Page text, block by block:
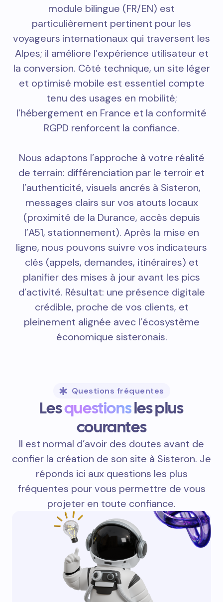
module bilingue (FR/EN) est
particulièrement pertinent pour les
voyageurs internationaux qui traversent les
Alpes; il améliore l’expérience utilisateur et
la conversion. Côté technique, un site léger
et optimisé mobile est essentiel compte
tenu des usages en mobilité;
l’hébergement en France et la conformité
RGPD renforcent la confiance.
Nous adaptons l’approche à votre réalité
de terrain: différenciation par le terroir et
l’authenticité, visuels ancrés à Sisteron,
messages clairs sur vos atouts locaux
(proximité de la Durance, accès depuis
l’A51, stationnement). Après la mise en
ligne, nous pouvons suivre vos indicateurs
clés (appels, demandes, itinéraires) et
planifier des mises à jour avant les pics
d’activité. Résultat: une présence digitale
crédible, proche de vos clients, et
pleinement alignée avec l’écosystème
économique sisteronais.
Questions fréquentes
Lesquestionsles plus
courantes
Il est normal d’avoir des doutes avant de
confier la création de son site à Sisteron. Je
réponds ici aux questions les plus
fréquentes pour vous permettre de vous
projeter en toute confiance.